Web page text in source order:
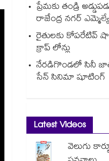
ప్రేమకు తండ్రి
రాజేంద్ర నగర్
రైతులకు
క్రాప్ లోన్లు
నేరడిగొండలో సినీ
సేన్ సినిమా షూటింగ్
Latest Videos
వెలుగు